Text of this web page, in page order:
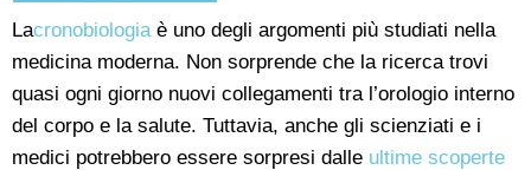
Lacronobiologiaè uno degli argomenti più studiati nella
medicina moderna. Non sorprende che la ricerca trovi
quasi ogni giorno nuovi collegamenti tra l’orologio interno
del corpo e la salute. Tuttavia, anche gli scienziati e i
medici potrebbero essere sorpresi dalle ultime scoperte